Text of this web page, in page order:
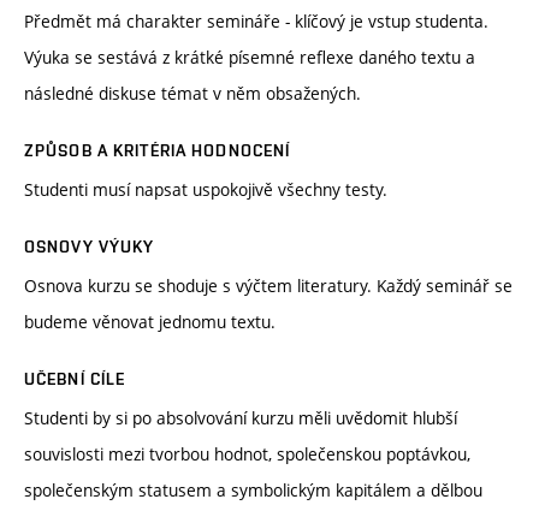
Předmět má charakter semináře - klíčový je vstup studenta.
Výuka se sestává z krátké písemné reflexe daného textu a
následné diskuse témat v něm obsažených.
ZPŮSOB A KRITÉRIA HODNOCENÍ
Studenti musí napsat uspokojivě všechny testy.
OSNOVY VÝUKY
Osnova kurzu se shoduje s výčtem literatury. Každý seminář se
budeme věnovat jednomu textu.
UČEBNÍ CÍLE
Studenti by si po absolvování kurzu měli uvědomit hlubší
souvislosti mezi tvorbou hodnot, společenskou poptávkou,
společenským statusem a symbolickým kapitálem a dělbou